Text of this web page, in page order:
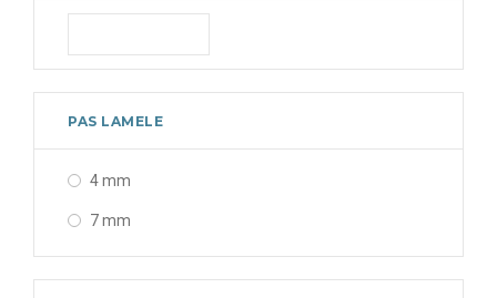
PAS LAMELE
4 mm
7 mm